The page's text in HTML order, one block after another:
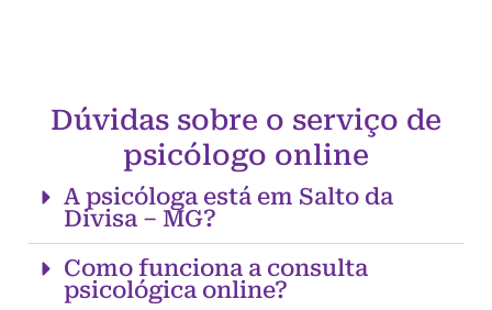
Dúvidas sobre o serviço de
psicólogo online
A psicóloga está em Salto da
Divisa – MG?
Como funciona a consulta
psicológica online?